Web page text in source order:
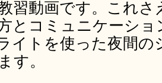
習動画です。これ
とコミュニケーシ
イトを使った夜間
す。